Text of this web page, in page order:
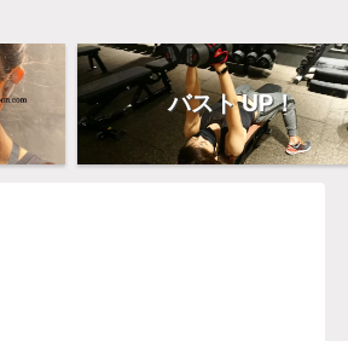
バスト UP！